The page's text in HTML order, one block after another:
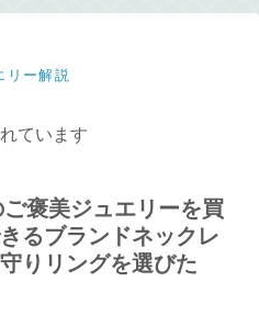
リー解説
ています
褒美ジュエリーを買
るブランドネックレ
りリングを選びた